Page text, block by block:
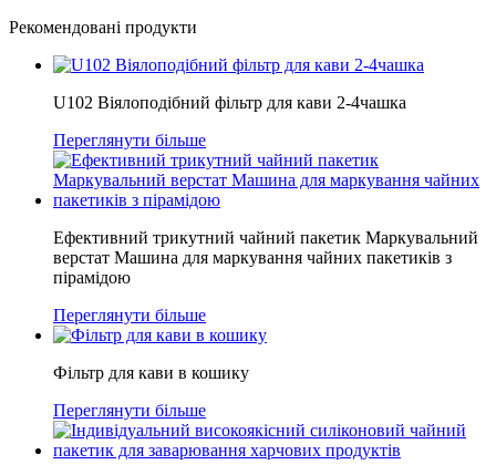
Рекомендовані продукти
U102 Віялоподібний фільтр для кави 2-4чашка
Переглянути більше
Ефективний трикутний чайний пакетик Маркувальний
верстат Машина для маркування чайних пакетиків з
пірамідою
Переглянути більше
Фільтр для кави в кошику
Переглянути більше